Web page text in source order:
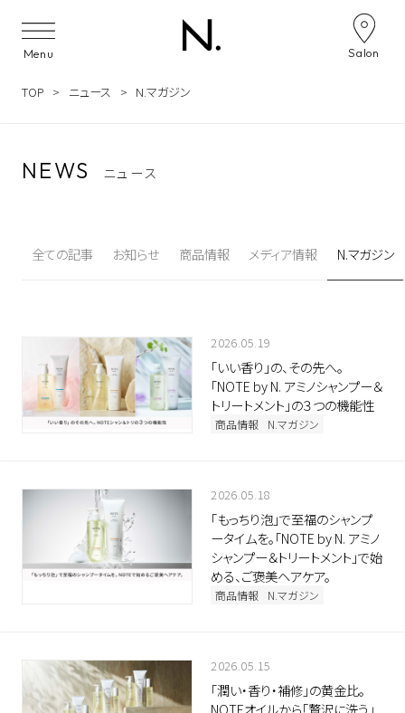
Menu Salon
TOP ニュース N.マガジン
NEWS ニュース
全ての記事 お知らせ 商品情報 メディア情報 N.マガジン
2026.05.19
「いい香り」の、その先へ。
「NOTE by N. アミノシャンプー＆
トリートメント」の３つの機能性
商品情報 N.マガジン
2026.05.18
「もっちり泡」で至福のシャンプ
ータイムを。「NOTE by N. アミノ
シャンプー＆トリートメント」で始
める、ご褒美ヘアケア。
商品情報 N.マガジン
2026.05.15
「潤い・香り・補修」の黄金比。
NOTEオイルから「贅沢に洗う」
投稿ナビゲーション